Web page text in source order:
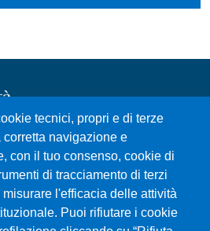
tecnici, propri e di terze
corretta navigazione e
con il tuo consenso, cookie di
di tracciamento di terzi
l'efficacia delle attività
Puoi rifiutare i cookie
Messina
Messina